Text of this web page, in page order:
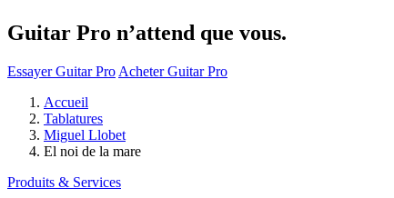
Guitar Pro n’attend que vous.
Essayer Guitar Pro Acheter Guitar Pro
Accueil
Tablatures
Miguel Llobet
El noi de la mare
Produits & Services